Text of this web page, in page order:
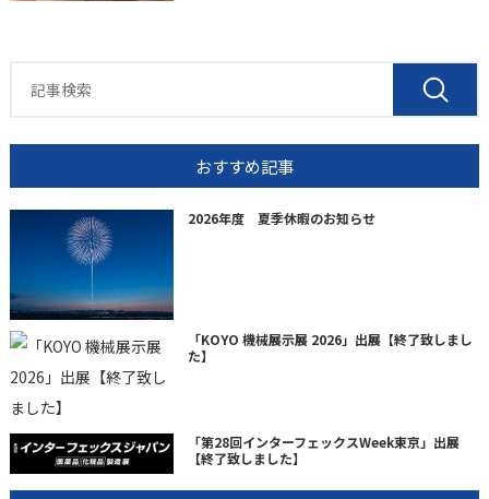
おすすめ記事
2026年度 夏季休暇のお知らせ
「KOYO 機械展示展 2026」出展【終了致しまし
た】
「第28回インターフェックスWeek東京」出展
【終了致しました】